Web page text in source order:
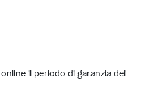
il periodo di garanzia dei